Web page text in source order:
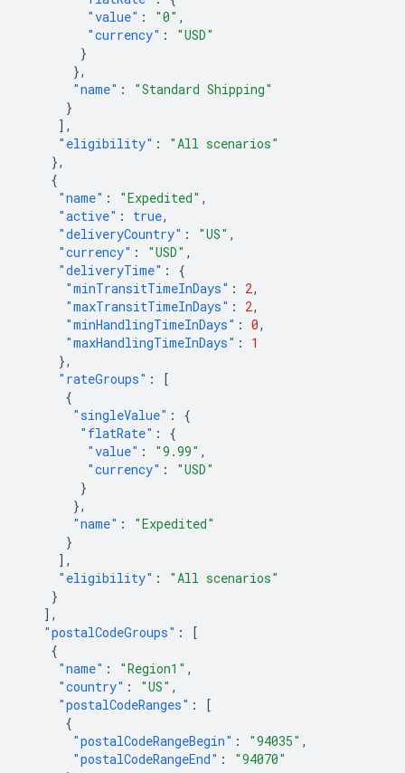
"value" : "0" ,
"currency" :
"USD"
}
},
"name" :
"Standard Shipping"
}
],
"eligibility" :
"All scenarios"
},
{
"name" : "Expedited" ,
"active" : true,
"deliveryCountry" : "US" ,
"currency" : "USD" ,
"deliveryTime" :
{
"minTransitTimeInDays" : 2,
"maxTransitTimeInDays" : 2,
"minHandlingTimeInDays" : 0,
"maxHandlingTimeInDays" :
1
},
"rateGroups" :
[
{
"singleValue" :
{
"flatRate" :
{
"value" : "9.99" ,
"currency" :
"USD"
}
},
"name" :
"Expedited"
}
],
"eligibility" :
"All scenarios"
}
],
"postalCodeGroups" :
[
{
"name" : "Region1" ,
"country" : "US" ,
"postalCodeRanges" :
[
{
"postalCodeRangeBegin" : "94035" ,
"postalCodeRangeEnd" :
"94070"